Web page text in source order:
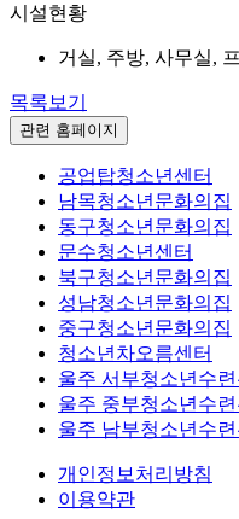
시설현황
거실, 주방, 사무실,
목록보기
관련 홈페이지
공업탑청소년센터
남목청소년문화의집
동구청소년문화의집
문수청소년센터
북구청소년문화의집
성남청소년문화의집
중구청소년문화의집
청소년차오름센터
울주 서부청소년수
울주 중부청소년수
울주 남부청소년수
개인정보처리방침
이용약관